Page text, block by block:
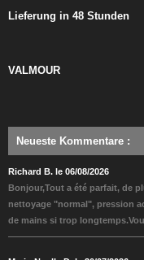
Lieferung in 48 Stunden
VALMOUR
Neueste Kommentare :
Richard B. le 06/08/2026
Bonjour,Tout a été parfait, de
nettoyage "normal", pression
de mains si trop